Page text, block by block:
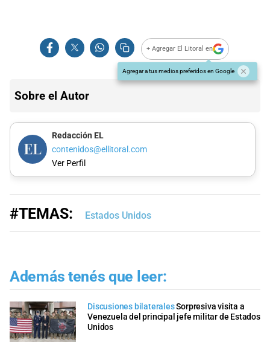
+ Agregar El Litoral en
Agregar a tus medios preferidos en Google
Sobre el Autor
Redacción EL
contenidos@ellitoral.com
Ver Perfil
#TEMAS: Estados Unidos
Además tenés que leer:
Discusiones bilateralesSorpresiva visita a
Venezuela del principal jefe militar de Estados
Unidos